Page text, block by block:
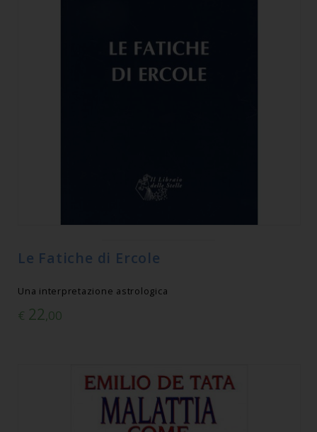
Le Fatiche di Ercole
Una interpretazione astrologica
€ 22,00